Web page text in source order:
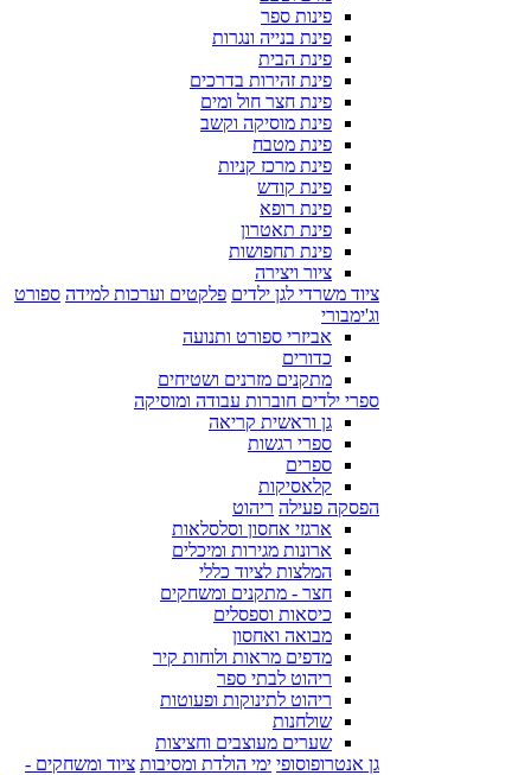
פינות ספר
פינת בנייה ונגרות
פינת הבית
פינת זהירות בדרכים
פינת חצר חול ומים
פינת מוסיקה וקשב
פינת מטבח
פינת מרכז קניות
פינת קודש
פינת רופא
פינת תאטרון
פינת תחפושות
ציור ויצירה
ציוד משרדי לגן ילדים פלקטים וערכות למידה ספורט
וג'ימבורי
אביזרי ספורט ותנועה
כדורים
מתקנים מזרנים ושטיחים
ספרי ילדים חוברות עבודה ומוסיקה
גן וראשית קריאה
ספרי רגשות
ספרים
קלאסיקות
הפסקה פעילה ריהוט
ארגזי אחסון וסלסלאות
ארונות מגירות ומיכלים
המלצות לציוד כללי
חצר - מתקנים ומשחקים
כיסאות וספסלים
מבואה ואחסון
מדפים מראות ולוחות קיר
ריהוט לבתי ספר
ריהוט לתינוקות ופעוטות
שולחנות
שערים מעוצבים וחציצות
גן אנטרופוסופי ימי הולדת ומסיבות ציוד ומשחקים -